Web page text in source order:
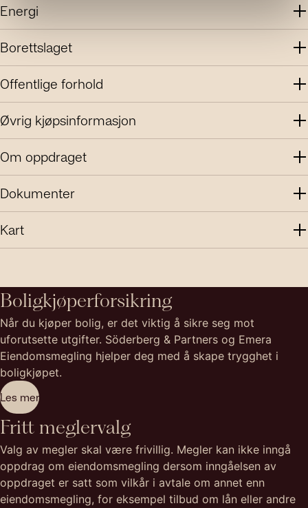
Energi
Borettslaget
Offentlige forhold
Øvrig kjøpsinformasjon
Om oppdraget
Dokumenter
Kart
Boligkjøperforsikring
Når du kjøper bolig, er det viktig å sikre seg mot
uforutsette utgifter. Söderberg & Partners og Emera
Eiendomsmegling hjelper deg med å skape trygghet i
boligkjøpet.
Les mer
Fritt meglervalg
Valg av megler skal være frivillig. Megler kan ikke inngå
oppdrag om eiendomsmegling dersom inngåelsen av
oppdraget er satt som vilkår i avtale om annet enn
eiendomsmegling, for eksempel tilbud om lån eller andre